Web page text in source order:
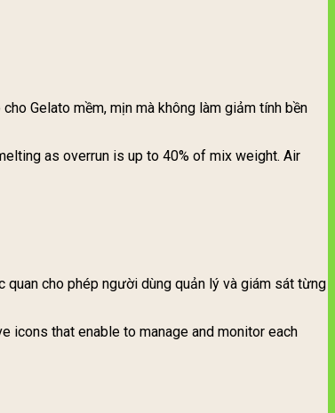
Gelato mềm, mịn mà không làm giảm tính bền
as overrun is up to 40% of mix weight. Air
quan cho phép người dùng quản lý và giám sát từng
icons that enable to manage and monitor each